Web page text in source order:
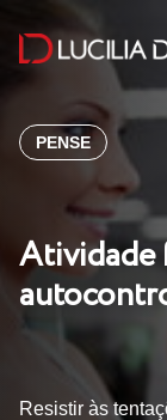
PENSE
Atividade
Resistir às